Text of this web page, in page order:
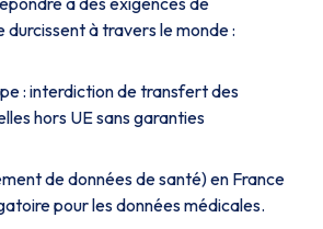
durcissent à travers le monde :
: interdiction de transfert des
hors UE sans garanties
de données de santé) en France
pour les données médicales.